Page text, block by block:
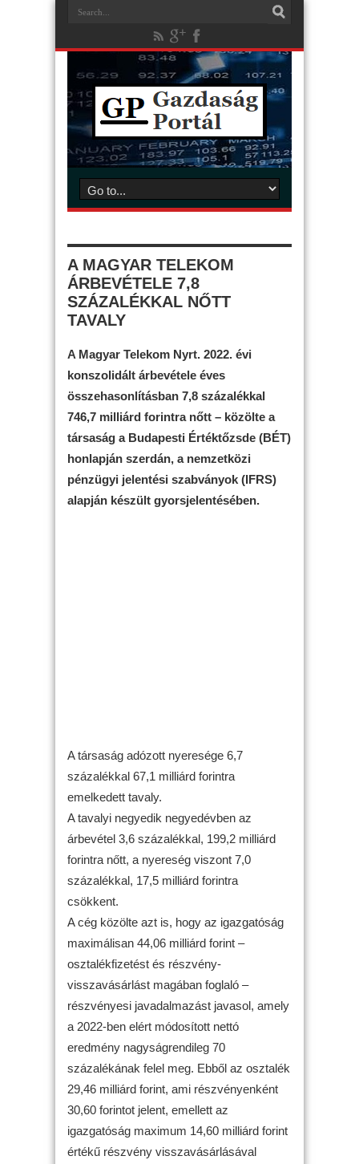
A MAGYAR TELEKOM
ÁRBEVÉTELE 7,8
SZÁZALÉKKAL NŐTT
TAVALY
A Magyar Telekom Nyrt. 2022. évi
konszolidált árbevétele éves
összehasonlításban 7,8 százalékkal
746,7 milliárd forintra nőtt – közölte a
társaság a Budapesti Értéktőzsde (BÉT)
honlapján szerdán, a nemzetközi
pénzügyi jelentési szabványok (IFRS)
alapján készült gyorsjelentésében.
A társaság adózott nyeresége 6,7
százalékkal 67,1 milliárd forintra
emelkedett tavaly.
A tavalyi negyedik negyedévben az
árbevétel 3,6 százalékkal, 199,2 milliárd
forintra nőtt, a nyereség viszont 7,0
százalékkal, 17,5 milliárd forintra
csökkent.
A cég közölte azt is, hogy az igazgatóság
maximálisan 44,06 milliárd forint –
osztalékfizetést és részvény-
visszavásárlást magában foglaló –
részvényesi javadalmazást javasol, amely
a 2022-ben elért módosított nettó
eredmény nagyságrendileg 70
százalékának felel meg. Ebből az osztalék
29,46 milliárd forint, ami részvényenként
30,60 forintot jelent, emellett az
igazgatóság maximum 14,60 milliárd forint
értékű részvény visszavásárlásával